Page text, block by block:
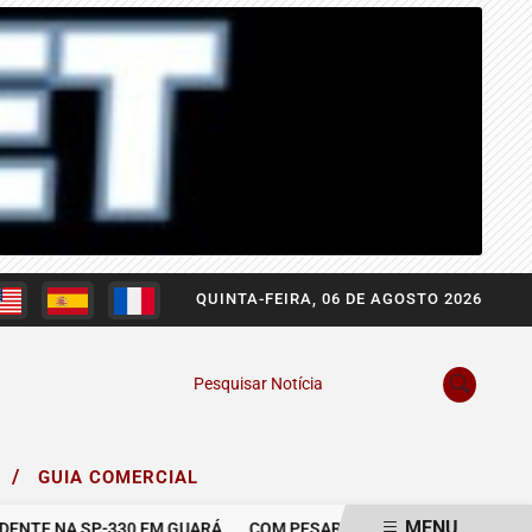
QUINTA-FEIRA, 06 DE AGOSTO 2026
Pesquisar Notícia
/ GUIA COMERCIAL